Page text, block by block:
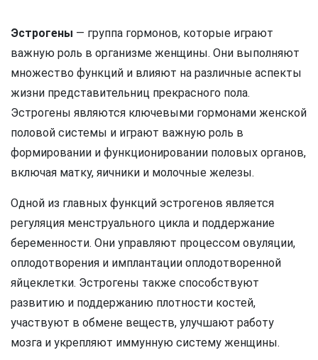
Эстрогены — группа гормонов, которые играют
важную роль в организме женщины. Они выполняют
множество функций и влияют на различные аспекты
жизни представительниц прекрасного пола.
Эстрогены являются ключевыми гормонами женской
половой системы и играют важную роль в
формировании и функционировании половых органов,
включая матку, яичники и молочные железы.
Одной из главных функций эстрогенов является
регуляция менструального цикла и поддержание
беременности. Они управляют процессом овуляции,
оплодотворения и имплантации оплодотворенной
яйцеклетки. Эстрогены также способствуют
развитию и поддержанию плотности костей,
участвуют в обмене веществ, улучшают работу
мозга и укрепляют иммунную систему женщины.